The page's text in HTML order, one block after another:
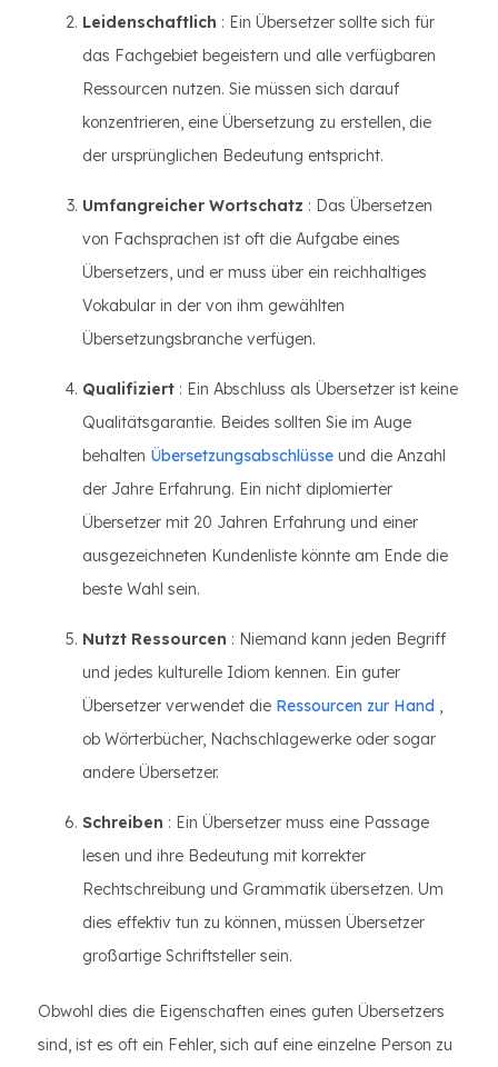
Leidenschaftlich : Ein Übersetzer sollte sich für
das Fachgebiet begeistern und alle verfügbaren
Ressourcen nutzen. Sie müssen sich darauf
konzentrieren, eine Übersetzung zu erstellen, die
der ursprünglichen Bedeutung entspricht.
Umfangreicher Wortschatz : Das Übersetzen
von Fachsprachen ist oft die Aufgabe eines
Übersetzers, und er muss über ein reichhaltiges
Vokabular in der von ihm gewählten
Übersetzungsbranche verfügen.
Qualifiziert : Ein Abschluss als Übersetzer ist keine
Qualitätsgarantie. Beides sollten Sie im Auge
behalten Übersetzungsabschlüsse und die Anzahl
der Jahre Erfahrung. Ein nicht diplomierter
Übersetzer mit 20 Jahren Erfahrung und einer
ausgezeichneten Kundenliste könnte am Ende die
beste Wahl sein.
Nutzt Ressourcen : Niemand kann jeden Begriff
und jedes kulturelle Idiom kennen. Ein guter
Übersetzer verwendet die Ressourcen zur Hand ,
ob Wörterbücher, Nachschlagewerke oder sogar
andere Übersetzer.
Schreiben : Ein Übersetzer muss eine Passage
lesen und ihre Bedeutung mit korrekter
Rechtschreibung und Grammatik übersetzen. Um
dies effektiv tun zu können, müssen Übersetzer
großartige Schriftsteller sein.
Obwohl dies die Eigenschaften eines guten Übersetzers
sind, ist es oft ein Fehler, sich auf eine einzelne Person zu